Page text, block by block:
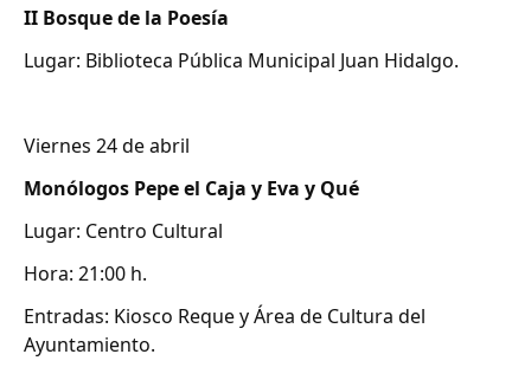
II Bosque de la Poesía
Lugar: Biblioteca Pública Municipal Juan Hidalgo.
Viernes 24 de abril
Monólogos Pepe el Caja y Eva y Qué
Lugar: Centro Cultural
Hora: 21:00 h.
Entradas: Kiosco Reque y Área de Cultura del
Ayuntamiento.